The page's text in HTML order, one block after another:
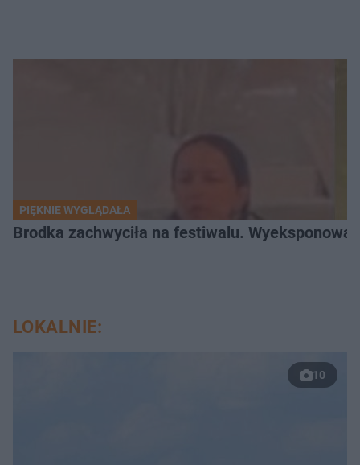
PIĘKNIE WYGLĄDAŁA
Brodka zachwyciła na festiwalu.
LOKALNIE:
10